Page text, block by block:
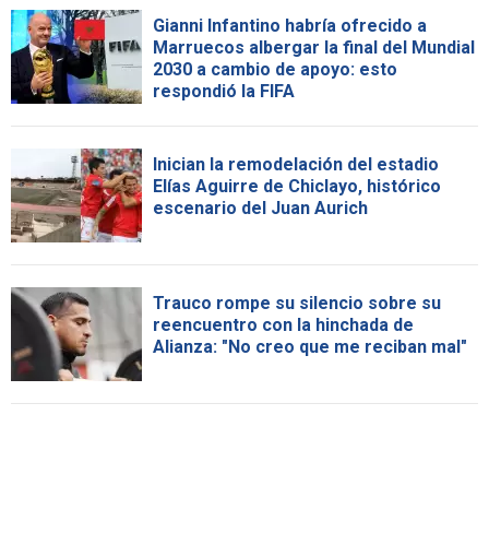
Gianni Infantino habría ofrecido a
Marruecos albergar la final del Mundial
2030 a cambio de apoyo: esto
respondió la FIFA
Inician la remodelación del estadio
Elías Aguirre de Chiclayo, histórico
escenario del Juan Aurich
Trauco rompe su silencio sobre su
reencuentro con la hinchada de
Alianza: "No creo que me reciban mal"